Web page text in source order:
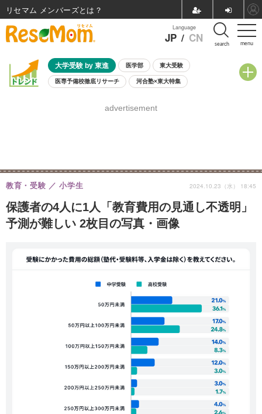
menu
Language
JP / CN search
大学受験 by 東進 医学部 東大受験
医専予備校徹底リサーチ 河合塾×東大特集
8月開催学校説明会・相談会
advertisement
保護者の4人に1人「教育費用の見通し不透明」
予測が難しい 2枚目の写真・画像
教育・受験 小学生 2024.10.23（水） 18:45
リセマム メンバーズ